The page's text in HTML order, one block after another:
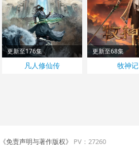
更新至176集
凡人修仙传
更新至68集
牧神记
《免责声明与著作版权》 PV： 27260